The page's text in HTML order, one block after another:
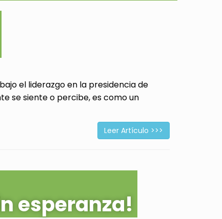
el liderazgo en la presidencia de
se siente o percibe, es como un
Leer Artículo >>>
esperanza!